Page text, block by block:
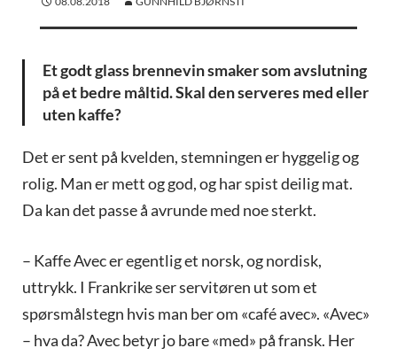
Et godt glass brennevin smaker som avslutning
på et bedre måltid. Skal den serveres med eller
uten kaffe?
Det er sent på kvelden, stemningen er hyggelig og
rolig. Man er mett og god, og har spist deilig mat.
Da kan det passe å avrunde med noe sterkt.
– Kaffe Avec er egentlig et norsk, og nordisk,
uttrykk. I Frankrike ser servitøren ut som et
spørsmålstegn hvis man ber om «café avec». «Avec»
– hva da? Avec betyr jo bare «med» på fransk. Her